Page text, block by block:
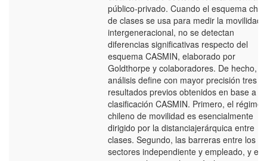
público-privado. Cuando el esquema
de clases se usa para medir la movilidad
intergeneracional, no se detectan
diferencias significativas respecto del
esquema CASMIN, elaborado por
Goldthorpe y colaboradores. De hecho, el
análisis define con mayor precisión tres
resultados previos obtenidos en base a la
clasificación CASMIN. Primero, el régimen
chileno de movilidad es esencialmente
dirigido por la distanciajerárquica entre
clases. Segundo, las barreras entre los
sectores independiente y empleado, y